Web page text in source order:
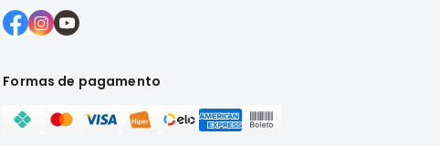
Formas de pagamento